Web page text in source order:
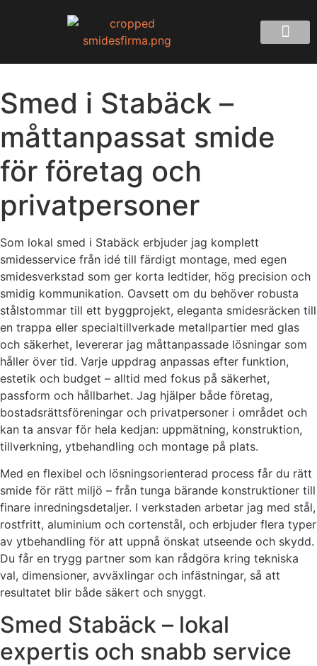
Smed i Stabäck –
måttanpassat smide
för företag och
privatpersoner
Som lokal smed i Stabäck erbjuder jag komplett
smidesservice från idé till färdigt montage, med egen
smidesverkstad som ger korta ledtider, hög precision och
smidig kommunikation. Oavsett om du behöver robusta
stålstommar till ett byggprojekt, eleganta smidesräcken till
en trappa eller specialtillverkade metallpartier med glas
och säkerhet, levererar jag måttanpassade lösningar som
håller över tid. Varje uppdrag anpassas efter funktion,
estetik och budget – alltid med fokus på säkerhet,
passform och hållbarhet. Jag hjälper både företag,
bostadsrättsföreningar och privatpersoner i området och
kan ta ansvar för hela kedjan: uppmätning, konstruktion,
tillverkning, ytbehandling och montage på plats.
Med en flexibel och lösningsorienterad process får du rätt
smide för rätt miljö – från tunga bärande konstruktioner till
finare inredningsdetaljer. I verkstaden arbetar jag med stål,
rostfritt, aluminium och cortenstål, och erbjuder flera typer
av ytbehandling för att uppnå önskat utseende och skydd.
Du får en trygg partner som kan rådgöra kring tekniska
val, dimensioner, avväxlingar och infästningar, så att
resultatet blir både säkert och snyggt.
Smed Stabäck – lokal
expertis och snabb service